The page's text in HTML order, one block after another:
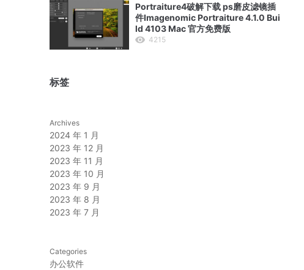
Portraiture4破解下载 ps磨皮滤镜插
件Imagenomic Portraiture 4.1.0 Bui
ld 4103 Mac 官方免费版
4215
标签
Archives
2024 年 1 月
2023 年 12 月
2023 年 11 月
2023 年 10 月
2023 年 9 月
2023 年 8 月
2023 年 7 月
Categories
办公软件